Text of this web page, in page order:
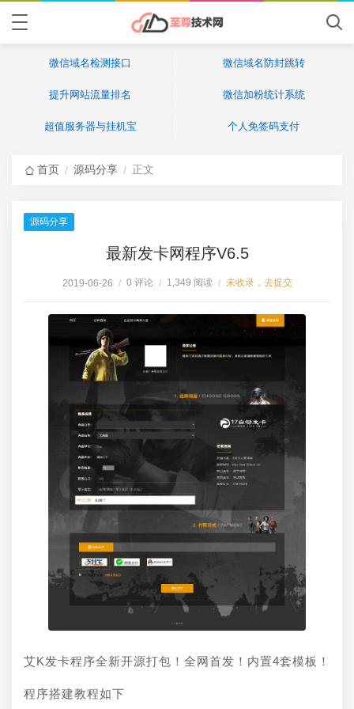
微信域名检测接口 微信域名防封跳转
提升网站流量排名 微信加粉统计系统
超值服务器与挂机宝 个人免签码支付
首页 / 源码分享 / 正文
源码分享
最新发卡网程序V6.5
2019-06-26 / 0 评论 / 1,349 阅读 / 未收录，去提交
艾K发卡程序全新开源打包！全网首发！内置4套模板！
程序搭建教程如下